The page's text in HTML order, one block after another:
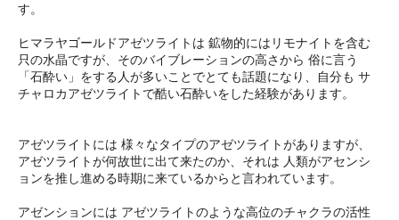
す。
ヒマラヤゴールドアゼツライトは 鉱物的にはリモナイトを含む
只の水晶ですが、そのバイブレーションの高さから 俗に言う
「石酔い」をする人が多いことでとても話題になり、自分も サ
チャロカアゼツライトで酷い石酔いをした経験があります。
アゼツライトには 様々なタイプのアゼツライトがありますが、
アゼツライトが何故世に出て来たのか、それは 人類がアセンシ
ョンを推し進める時期に来ているからと言われています。
アゼンションには アゼツライトのような高位のチャクラの活性